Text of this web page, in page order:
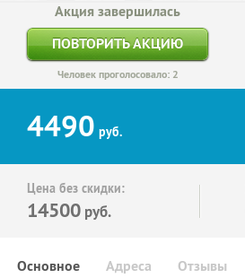
Акция завершилась
ПОВТОРИТЬ АКЦИЮ
Человек проголосовало: 2
4490 руб.
Цена без скидки:
14500 руб.
Основное Отзывы
Адреса